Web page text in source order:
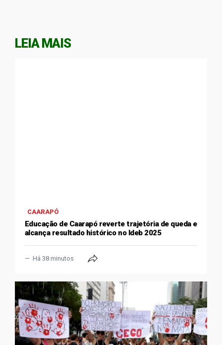
LEIA MAIS
CAARAPÓ
Educação de Caarapó reverte trajetória de queda e
alcança resultado histórico no Ideb 2025
Há 38 minutos